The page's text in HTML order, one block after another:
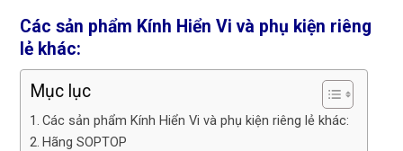
Các sản phẩm Kính Hiển Vi và phụ kiện riêng
lẻ khác:
Mục lục
Các sản phẩm Kính Hiển Vi và phụ kiện riêng lẻ khác:
Hãng SOPTOP